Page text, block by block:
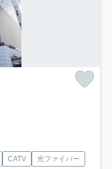
CATV
光ファイバー